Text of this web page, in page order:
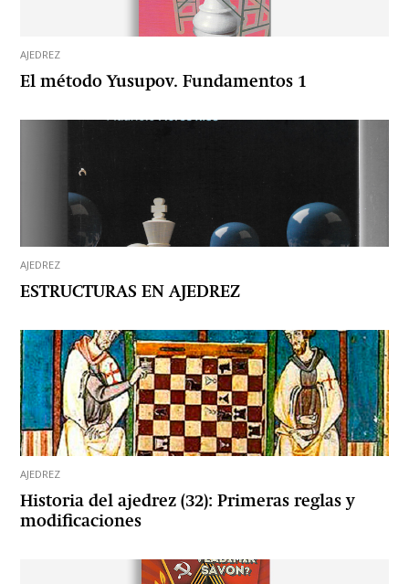
AJEDREZ
El método Yusupov. Fundamentos 1
AJEDREZ
ESTRUCTURAS EN AJEDREZ
AJEDREZ
Historia del ajedrez (32): Primeras reglas y
modificaciones